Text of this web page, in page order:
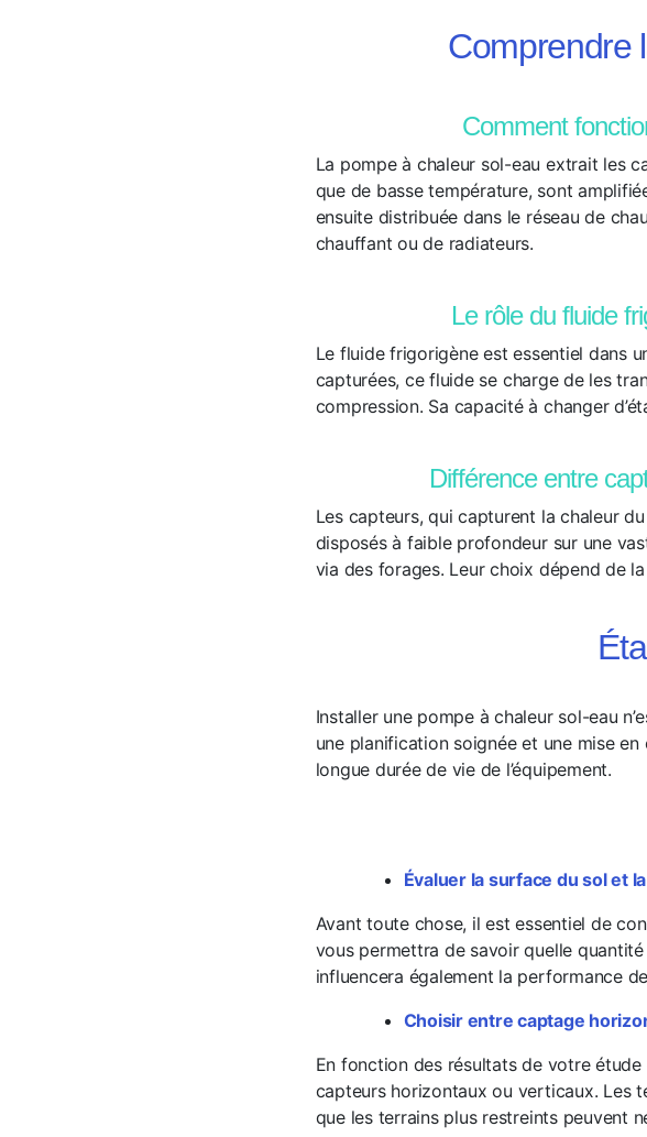
Comprendre
Comment
La pompe à chaleur sol-eau extrait les
que de basse température, sont
ensuite distribuée dans le réseau de
chauffant ou de radiateurs.
Le rôle du fluide
Le fluide frigorigène est essentiel dans
capturées, ce fluide se charge de les
compression. Sa capacité à changer
Différence entre
Les capteurs, qui capturent la chaleur
disposés à faible profondeur sur une
via des forages. Leur choix dépend de
Installer une pompe à chaleur sol-eau
une planification soignée et une mise
longue durée de vie de l’équipement.
Évaluer la surface du sol et
Avant toute chose, il est essentiel de
vous permettra de savoir quelle
influencera également la performance
Choisir entre captage
En fonction des résultats de votre
capteurs horizontaux ou verticaux. Les
que les terrains plus restreints peuvent